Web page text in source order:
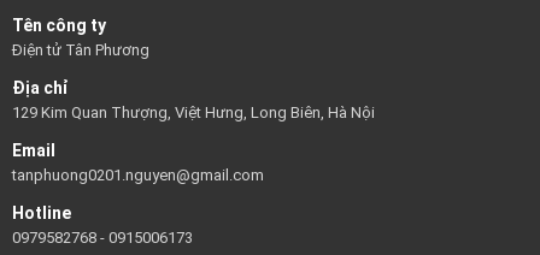
Tên công ty
Điện tử Tân Phương
Địa chỉ
129 Kim Quan Thượng, Việt Hưng, Long Biên, Hà Nội
Email
tanphuong0201.nguyen@gmail.com
Hotline
0979582768 - 0915006173